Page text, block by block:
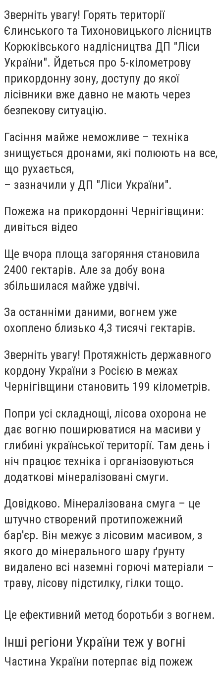
Зверніть увагу! Горять території
Єлинського та Тихоновицького лісництв
Корюківського надлісництва ДП "Ліси
України". Йдеться про 5-кілометрову
прикордонну зону, доступу до якої
лісівники вже давно не мають через
безпекову ситуацію.
Гасіння майже неможливе – техніка
знищується дронами, які полюють на все,
що рухається,
– зазначили у ДП "Ліси України".
Пожежа на прикордонні Чернігівщини:
дивіться відео
Ще вчора площа загоряння становила
2400 гектарів. Але за добу вона
збільшилася майже удвічі.
За останніми даними, вогнем уже
охоплено близько 4,3 тисячі гектарів.
Зверніть увагу! Протяжність державного
кордону України з Росією в межах
Чернігівщини становить 199 кілометрів.
Попри усі складнощі, лісова охорона не
дає вогню поширюватися на масиви у
глибині української території. Там день і
ніч працює техніка і організовуються
додаткові мінералізовані смуги.
Довідково. Мінералізована смуга – це
штучно створений протипожежний
бар'єр. Він межує з лісовим масивом, з
якого до мінерального шару ґрунту
видалено всі наземні горючі матеріали –
траву, лісову підстилку, гілки тощо.
Це ефективний метод боротьби з вогнем.
Інші регіони України теж у вогні
Частина України потерпає від пожеж